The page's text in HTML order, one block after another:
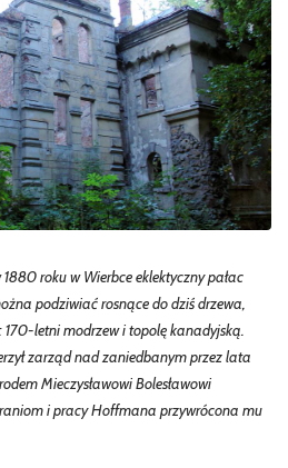
roku w Wierbce eklektyczny pałac
podziwiać rosnące do dziś drzewa,
letni modrzew i topolę kanadyjską.
zarząd nad zaniedbanym przez lata
Mieczysławowi Bolesławowi
i pracy Hoffmana przywrócona mu